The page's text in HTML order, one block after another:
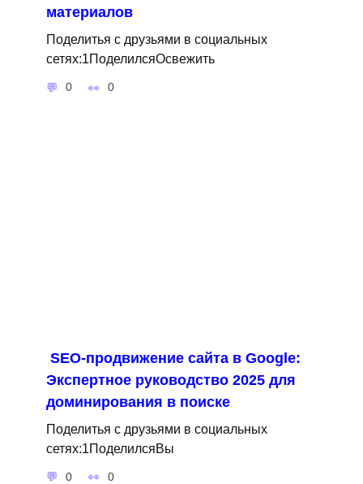
материалов
Поделитья с друзьями в социальных
сетях:1ПоделилсяОсвежить
0 0
SEO-продвижение сайта в Google:
Экспертное руководство 2025 для
доминирования в поиске
Поделитья с друзьями в социальных
сетях:1ПоделилсяВы
0 0